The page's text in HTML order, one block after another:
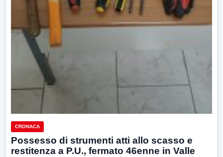
CRONACA
Possesso di strumenti atti allo scasso e
restitenza a P.U., fermato 46enne in Valle